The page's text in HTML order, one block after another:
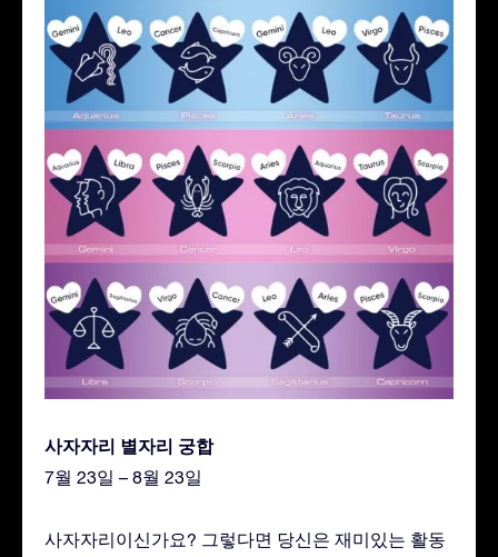
사자자리 별자리 궁합
7월 23일 – 8월 23일
사자자리이신가요? 그렇다면 당신은 재미있는 활동